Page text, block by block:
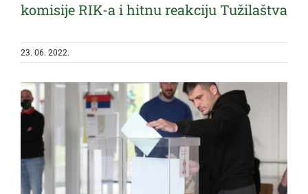
komisije RIK-a i hitnu reakciju Tužilaštva
23. 06. 2022.